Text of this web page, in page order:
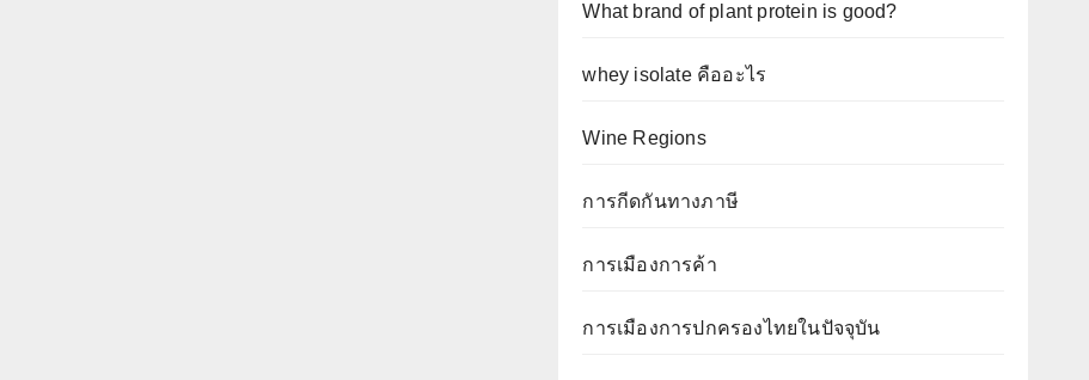
What brand of plant protein is good?
whey isolate คืออะไร
Wine Regions
การกีดกันทางภาษี
การเมืองการค้า
การเมืองการปกครองไทยในปัจจุบัน